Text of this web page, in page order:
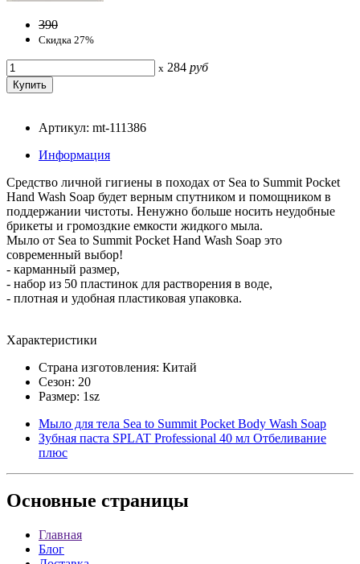
390
Скидка 27%
x 284 руб
Артикул: mt-111386
Информация
Средство личной гигиены в походах от Sea to Summit Pocket
Hand Wash Soap будет верным спутником и помощником в
поддержании чистоты. Ненужно больше носить неудобные
брикеты и громоздкие емкости жидкого мыла.
Мыло от Sea to Summit Pocket Hand Wash Soap это
современный выбор!
- карманный размер,
- набор из 50 пластинок для растворения в воде,
- плотная и удобная пластиковая упаковка.
Характеристики
Страна изготовления: Китай
Сезон: 20
Размер: 1sz
Мыло для тела Sea to Summit Pocket Body Wash Soap
Зубная паста SPLAT Professional 40 мл Отбеливание
плюс
Основные страницы
Главная
Блог